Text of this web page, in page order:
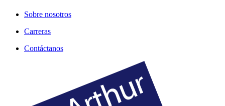
Sobre nosotros
Carreras
Contáctanos